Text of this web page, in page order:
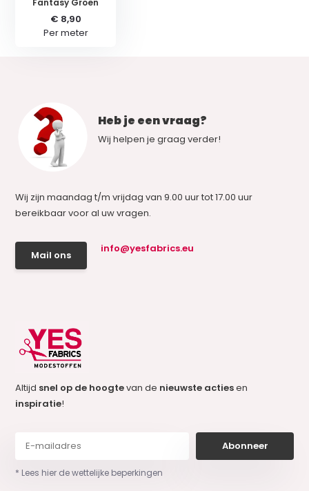
€ 8,90
Per meter
Heb je een vraag?
Wij helpen je graag verder!
Wij zijn maandag t/m vrijdag van 9.00 uur tot 17.00 uur
bereikbaar voor al uw vragen.
Mail ons
info@yesfabrics.eu
Altijd snel op de hoogtevan de nieuwste actiesen
inspiratie!
Abonneer
* Lees hier de wettelijke beperkingen